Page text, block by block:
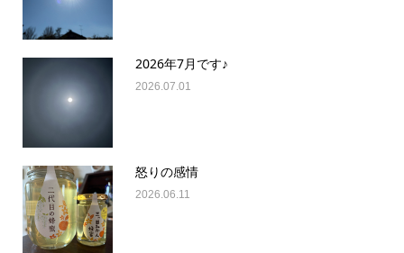
2026年7月です♪
2026.07.01
怒りの感情
2026.06.11